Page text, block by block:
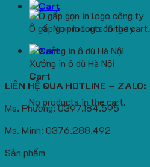
No products in the cart.
Cart
No products in the cart.
Ô gấp gọn in logo công ty
Xưởng in ô dù Hà Nội
LIÊN HỆ QUA HOTLINE – ZALO:
Ms. Phương: 0397.184.595
Ms. Minh: 0376.288.492
Sản phẩm